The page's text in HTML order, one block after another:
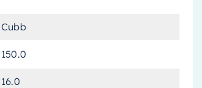
Cubb
150.0
16.0